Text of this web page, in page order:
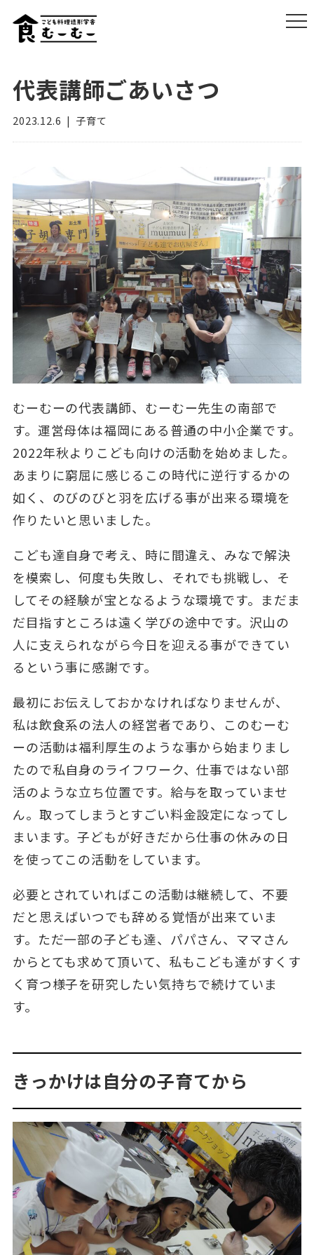
代表講師ごあいさつ
2023.12.6 子育て
むーむーの代表講師、むーむー先生の南部で
す。運営母体は福岡にある普通の中小企業です。
2022年秋よりこども向けの活動を始めました。
あまりに窮屈に感じるこの時代に逆行するかの
如く、のびのびと羽を広げる事が出来る環境を
作りたいと思いました。
こども達自身で考え、時に間違え、みなで解決
を模索し、何度も失敗し、それでも挑戦し、そ
してその経験が宝となるような環境です。まだま
だ目指すところは遠く学びの途中です。沢山の
人に支えられながら今日を迎える事ができてい
るという事に感謝です。
最初にお伝えしておかなければなりませんが、
私は飲食系の法人の経営者であり、このむーむ
ーの活動は福利厚生のような事から始まりまし
たので私自身のライフワーク、仕事ではない部
活のような立ち位置です。給与を取っていませ
ん。取ってしまうとすごい料金設定になってし
まいます。子どもが好きだから仕事の休みの日
を使ってこの活動をしています。
必要とされていればこの活動は継続して、不要
だと思えばいつでも辞める覚悟が出来ていま
す。ただ一部の子ども達、パパさん、ママさん
からとても求めて頂いて、私もこども達がすくす
く育つ様子を研究したい気持ちで続けていま
す。
きっかけは自分の子育てから